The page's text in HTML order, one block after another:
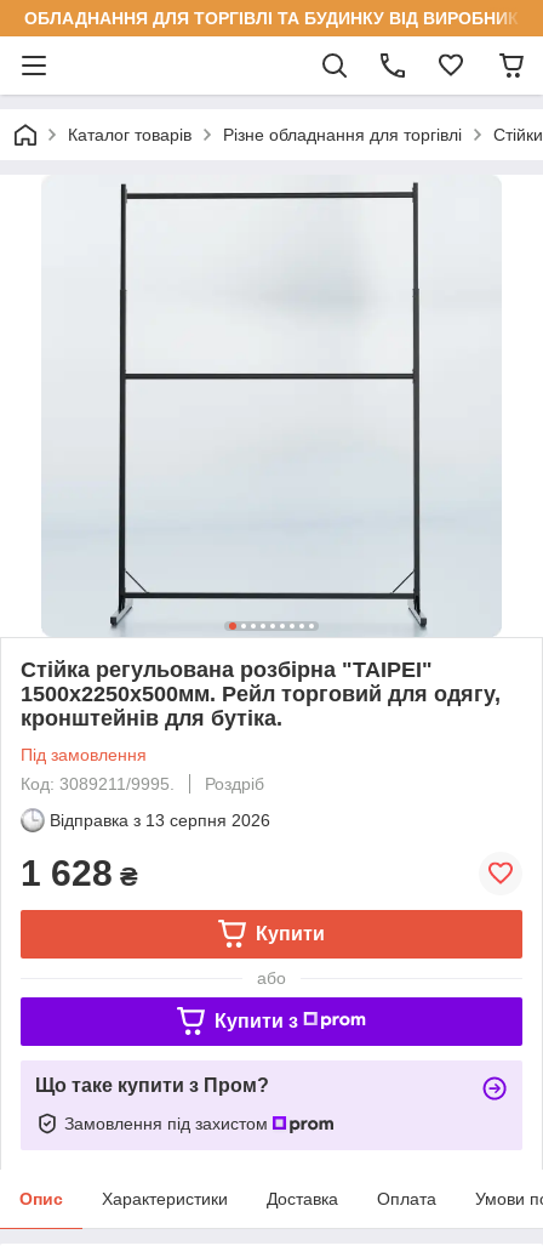
ОБЛАДНАННЯ ДЛЯ ТОРГІВЛІ ТА БУДИНКУ ВІД ВИРОБНИКА
Каталог товарів Різне обладнання для торгівлі
Стійка регульована розбірна "TAIPEI"
1500х2250х500мм. Рейл торговий для одягу,
кронштейнів для бутіка.
Під замовлення
Код: 3089211/9995.
Роздріб
Відправка з 13 серпня 2026
1 628 ₴
Купити
або
Купити з
Що таке купити з Пром?
Замовлення під захистом
Опис Характеристики Доставка Оплата Умови